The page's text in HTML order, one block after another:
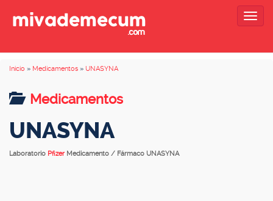
Inicio » Medicamentos » UNASYNA
Medicamentos
UNASYNA
Laboratorio Pfizer Medicamento / Fármaco UNASYNA